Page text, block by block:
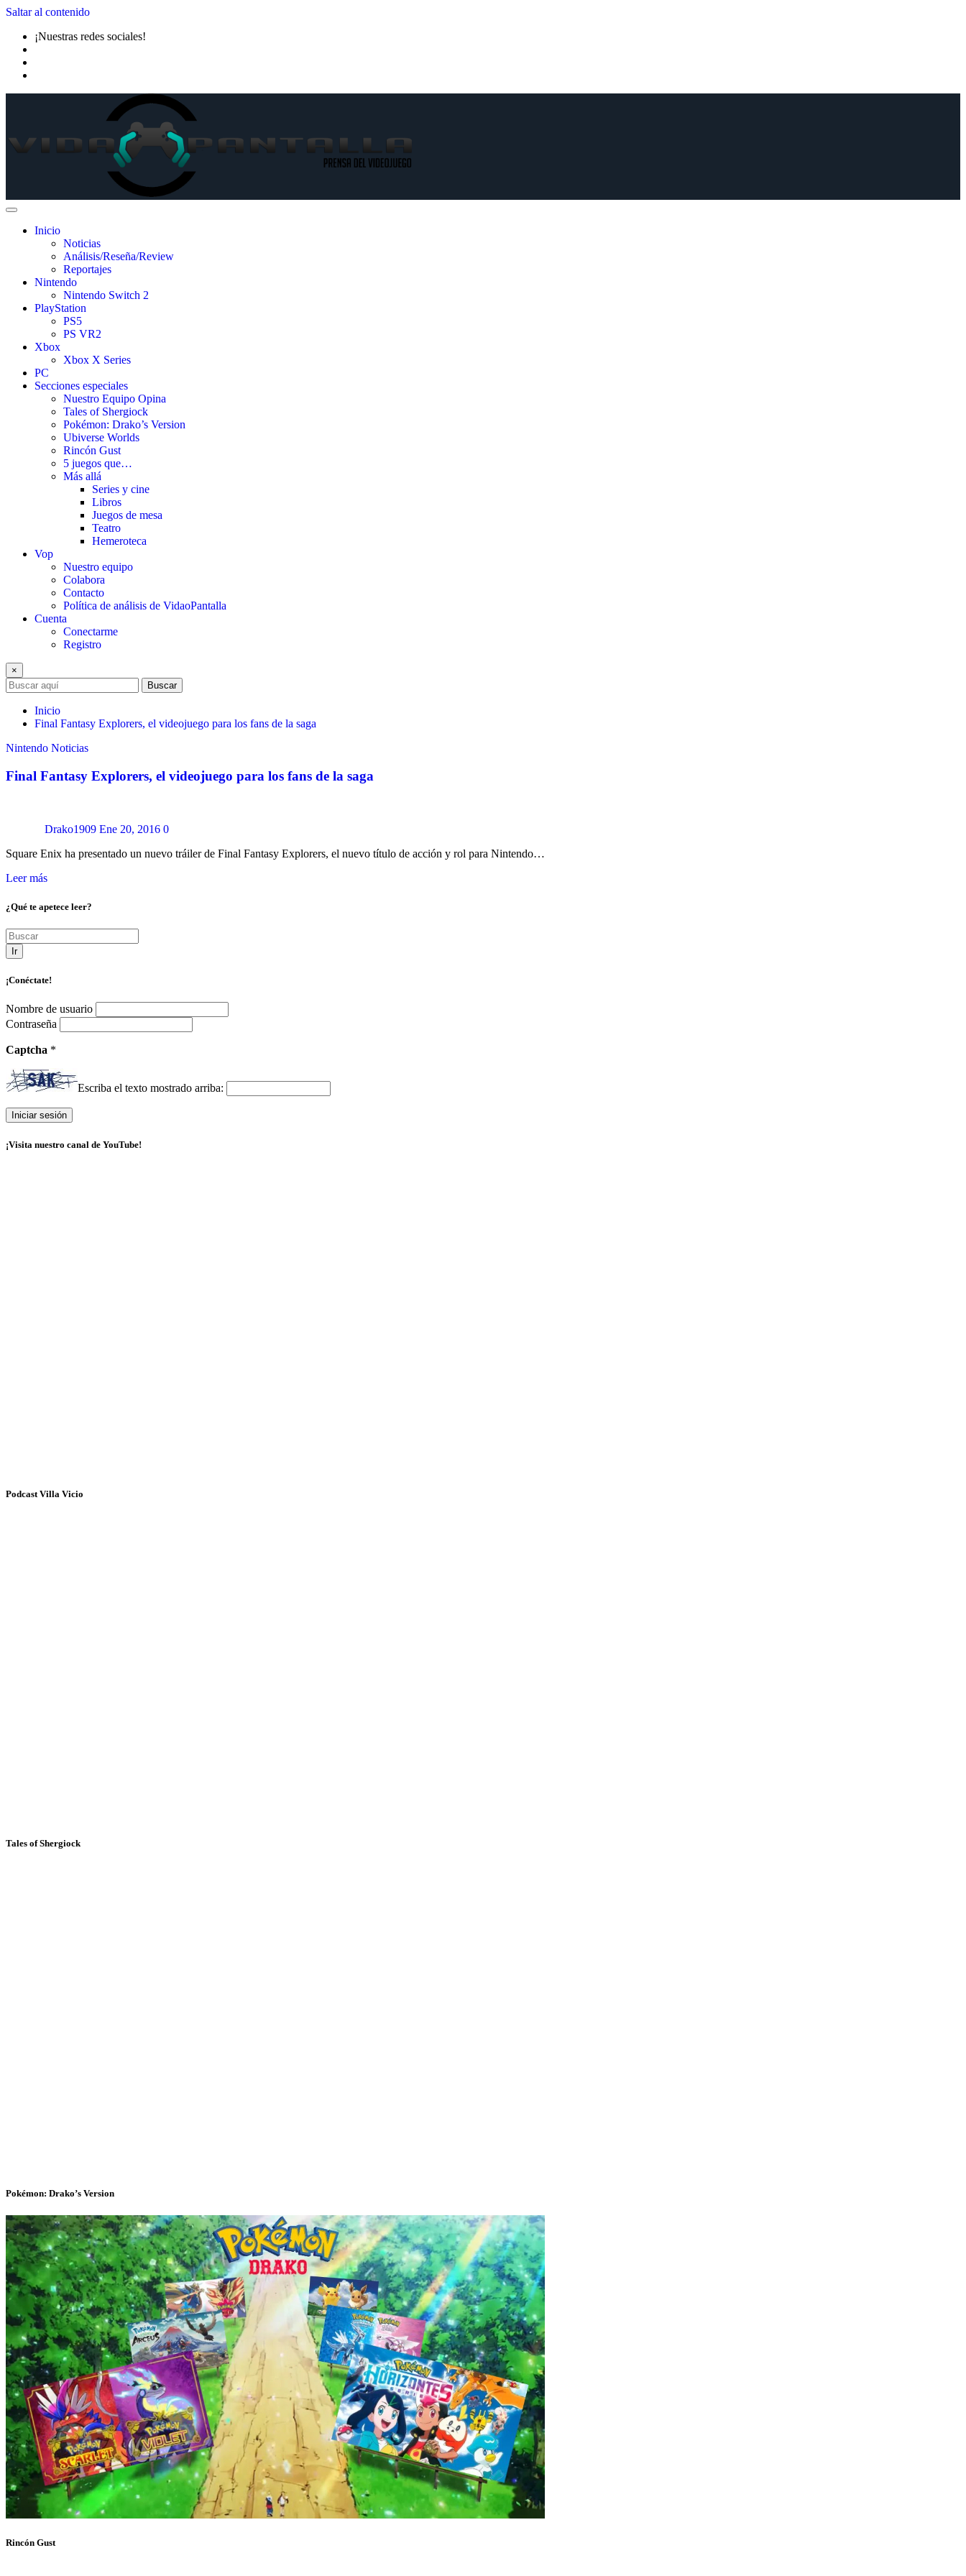
Saltar al contenido
¡Nuestras redes sociales!
Inicio
Noticias
Análisis/Reseña/Review
Reportajes
Nintendo
Nintendo Switch 2
PlayStation
PS5
PS VR2
Xbox
Xbox X Series
PC
Secciones especiales
Nuestro Equipo Opina
Tales of Shergiock
Pokémon: Drako’s Version
Ubiverse Worlds
Rincón Gust
5 juegos que…
Más allá
Series y cine
Libros
Juegos de mesa
Teatro
Hemeroteca
Vop
Nuestro equipo
Colabora
Contacto
Política de análisis de VidaoPantalla
Cuenta
Conectarme
Registro
×
Buscar
Inicio
Final Fantasy Explorers, el videojuego para los fans de la saga
Nintendo Noticias
Final Fantasy Explorers, el videojuego para los fans de la saga
Drako1909 Ene 20, 2016 0
Square Enix ha presentado un nuevo tráiler de Final Fantasy Explorers, el nuevo título de acción y rol para Nintendo…
Leer más
¿Qué te apetece leer?
Ir
¡Conéctate!
Nombre de usuario
Contraseña
Captcha *
Escriba el texto mostrado arriba:
¡Visita nuestro canal de YouTube!
Podcast Villa Vicio
Tales of Shergiock
Pokémon: Drako’s Version
Rincón Gust